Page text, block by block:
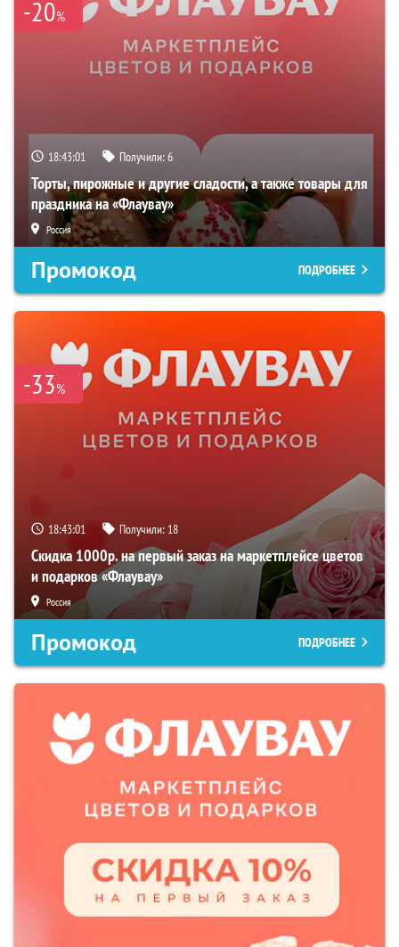
-20%
18:43:00 Получили:6
Торты, пирожные и другие сладости, а также товары для
праздника на «Флаувау»
Россия
Промокод ПОДРОБНЕЕ
-33%
18:43:00 Получили: 18
Скидка 1000р. на первый заказ на маркетплейсе цветов
и подарков «Флаувау»
Россия
Промокод ПОДРОБНЕЕ